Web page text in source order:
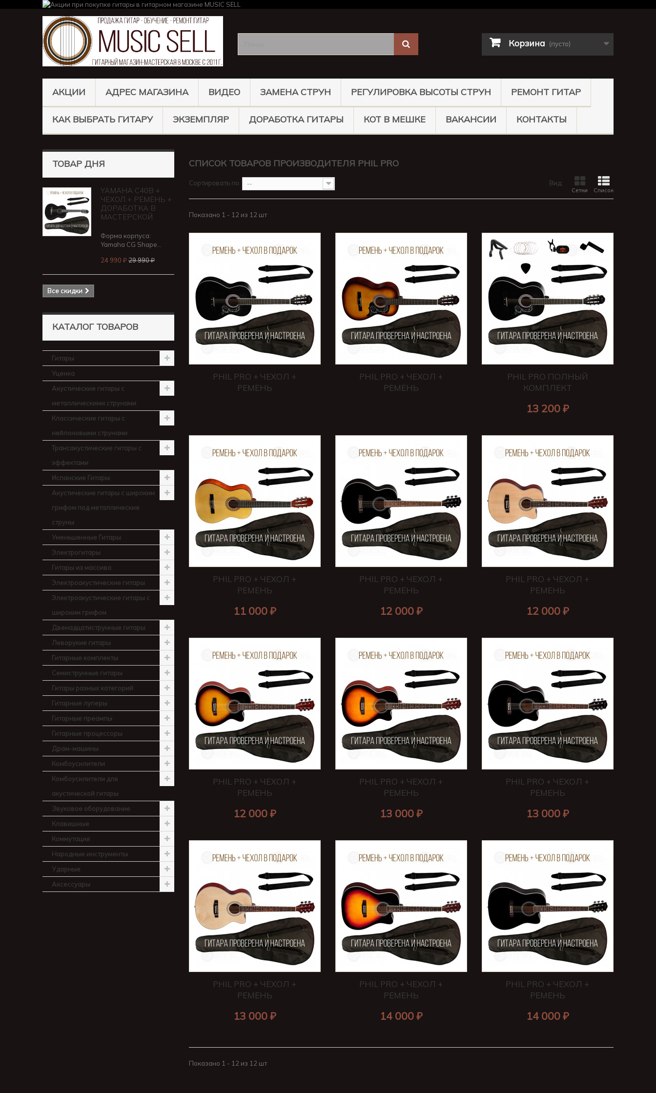
Корзина (пусто)
АКЦИИ АДРЕС МАГАЗИНА ВИДЕО ЗАМЕНА СТРУН РЕГУЛИРОВКА ВЫСОТЫ СТРУН РЕМОНТ ГИТАР
КАК ВЫБРАТЬ ГИТАРУ ЭКЗЕМПЛЯР ДОРАБОТКА ГИТАРЫ КОТ В МЕШКЕ ВАКАНСИИ КОНТАКТЫ
ТОВАР ДНЯ
YAMAHA C40B +
ЧЕХОЛ + РЕМЕНЬ +
ДОРАБОТКА В
МАСТЕРСКОЙ
Форма корпуса:
Yamaha CG Shape...
24 990 ₽29 990 ₽
Все скидки
КАТАЛОГ ТОВАРОВ
Гитары
Уценка
Акустические гитары с
металлическими струнами
Классические гитары с
нейлоновыми струнами
Трансакустические гитары с
эффектами
Испанские Гитары
Акустические гитары с широким
грифом под металлические
струны
Уменьшенные Гитары
Электрогитары
Гитары из массива
Электроакустические гитары
Электроакустические гитары с
широким грифом
Двенадцатиструнные гитары
Леворукие гитары
Гитарные комплекты
Семиструнные гитары
Гитары разных категорий
Гитарные луперы
Гитарные преампы
Гитарные процессоры
Драм-машины
Комбоусилители
Комбоусилители для
акустической гитары
Звуковое оборудование
Клавишные
Коммутация
Народные инструменты
Ударные
Аксессуары
СПИСОК ТОВАРОВ ПРОИЗВОДИТЕЛЯ PHIL PRO
Вид:
Сетки Список
Сортировать по --
Показано 1 - 12 из 12 шт
PHIL PRO + ЧЕХОЛ +
РЕМЕНЬ
PHIL PRO + ЧЕХОЛ +
РЕМЕНЬ
PHIL PRO ПОЛНЫЙ
КОМПЛЕКТ
13 200 ₽
PHIL PRO + ЧЕХОЛ +
РЕМЕНЬ
11 000 ₽
PHIL PRO + ЧЕХОЛ +
РЕМЕНЬ
12 000 ₽
PHIL PRO + ЧЕХОЛ +
РЕМЕНЬ
12 000 ₽
PHIL PRO + ЧЕХОЛ +
РЕМЕНЬ
12 000 ₽
PHIL PRO + ЧЕХОЛ +
РЕМЕНЬ
13 000 ₽
PHIL PRO + ЧЕХОЛ +
РЕМЕНЬ
13 000 ₽
PHIL PRO + ЧЕХОЛ +
РЕМЕНЬ
13 000 ₽
PHIL PRO + ЧЕХОЛ +
РЕМЕНЬ
14 000 ₽
PHIL PRO + ЧЕХОЛ +
РЕМЕНЬ
14 000 ₽
Показано 1 - 12 из 12 шт